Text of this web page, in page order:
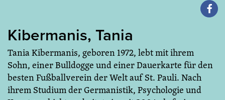
Kibermanis, Tania
Tania Kibermanis, geboren 1972, lebt mit ihrem
Sohn, einer Bulldogge und einer Dauerkarte für den
besten Fußballverein der Welt auf St. Pauli. Nach
ihrem Studium der Germanistik, Psychologie und